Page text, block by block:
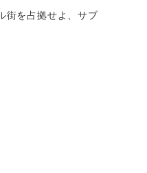
街を占拠せよ、サブ